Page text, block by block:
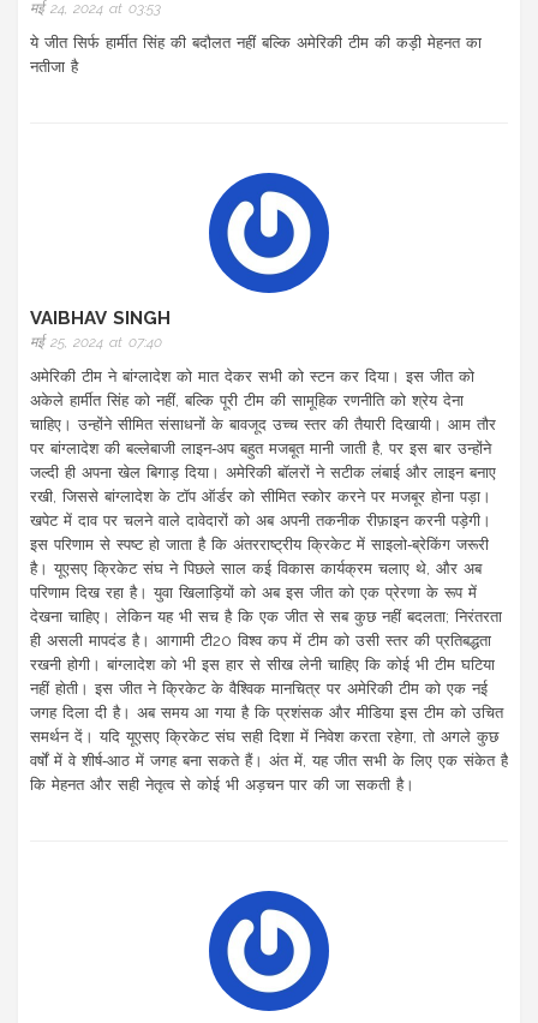
मई 24, 2024 at 03:53
ये जीत सिर्फ हार्मीत सिंह की बदौलत नहीं बल्कि अमेरिकी टीम की कड़ी मेहनत का
नतीजा है
VAIBHAV SINGH
मई 25, 2024 at 07:40
अमेरिकी टीम ने बांग्लादेश को मात देकर सभी को स्टन कर दिया। इस जीत को
अकेले हार्मीत सिंह को नहीं, बल्कि पूरी टीम की सामूहिक रणनीति को श्रेय देना
चाहिए। उन्होंने सीमित संसाधनों के बावजूद उच्च स्तर की तैयारी दिखायी। आम तौर
पर बांग्लादेश की बल्लेबाजी लाइन‑अप बहुत मजबूत मानी जाती है, पर इस बार उन्होंने
जल्दी ही अपना खेल बिगाड़ दिया। अमेरिकी बॉलरों ने सटीक लंबाई और लाइन बनाए
रखी, जिससे बांग्लादेश के टॉप ऑर्डर को सीमित स्कोर करने पर मजबूर होना पड़ा।
खपेट में दाव पर चलने वाले दावेदारों को अब अपनी तकनीक रीफ़ाइन करनी पड़ेगी।
इस परिणाम से स्पष्ट हो जाता है कि अंतरराष्ट्रीय क्रिकेट में साइलो‑ब्रेकिंग जरूरी
है। यूएसए क्रिकेट संघ ने पिछले साल कई विकास कार्यक्रम चलाए थे, और अब
परिणाम दिख रहा है। युवा खिलाड़ियों को अब इस जीत को एक प्रेरणा के रूप में
देखना चाहिए। लेकिन यह भी सच है कि एक जीत से सब कुछ नहीं बदलता; निरंतरता
ही असली मापदंड है। आगामी टी20 विश्व कप में टीम को उसी स्तर की प्रतिबद्धता
रखनी होगी। बांग्लादेश को भी इस हार से सीख लेनी चाहिए कि कोई भी टीम घटिया
नहीं होती। इस जीत ने क्रिकेट के वैश्विक मानचित्र पर अमेरिकी टीम को एक नई
जगह दिला दी है। अब समय आ गया है कि प्रशंसक और मीडिया इस टीम को उचित
समर्थन दें। यदि यूएसए क्रिकेट संघ सही दिशा में निवेश करता रहेगा, तो अगले कुछ
वर्षों में वे शीर्ष‑आठ में जगह बना सकते हैं। अंत में, यह जीत सभी के लिए एक संकेत है
कि मेहनत और सही नेतृत्व से कोई भी अड़चन पार की जा सकती है।